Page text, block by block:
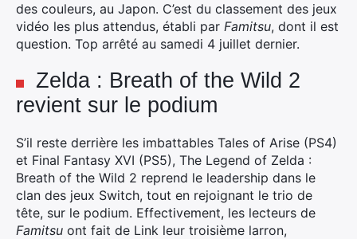
des couleurs, au Japon. C’est du classement des jeux
vidéo les plus attendus, établi par Famitsu, dont il est
question. Top arrêté au samedi 4 juillet dernier.
Zelda : Breath of the Wild 2
revient sur le podium
S’il reste derrière les imbattables Tales of Arise (PS4)
et Final Fantasy XVI (PS5), The Legend of Zelda :
Breath of the Wild 2 reprend le leadership dans le
clan des jeux Switch, tout en rejoignant le trio de
tête, sur le podium. Effectivement, les lecteurs de
Famitsu ont fait de Link leur troisième larron,